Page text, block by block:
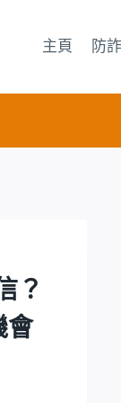
主頁 防
？
會